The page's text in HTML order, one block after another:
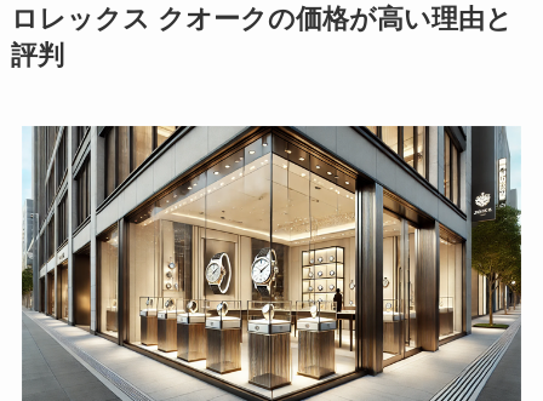
ロレックス クオークの価格が高い理由と
評判